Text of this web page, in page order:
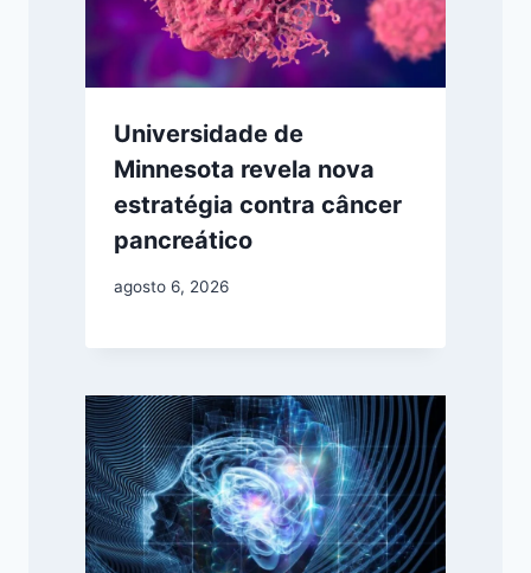
Universidade de
Minnesota revela nova
estratégia contra câncer
pancreático
agosto 6, 2026